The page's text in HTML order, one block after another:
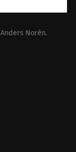
Anders Norén.